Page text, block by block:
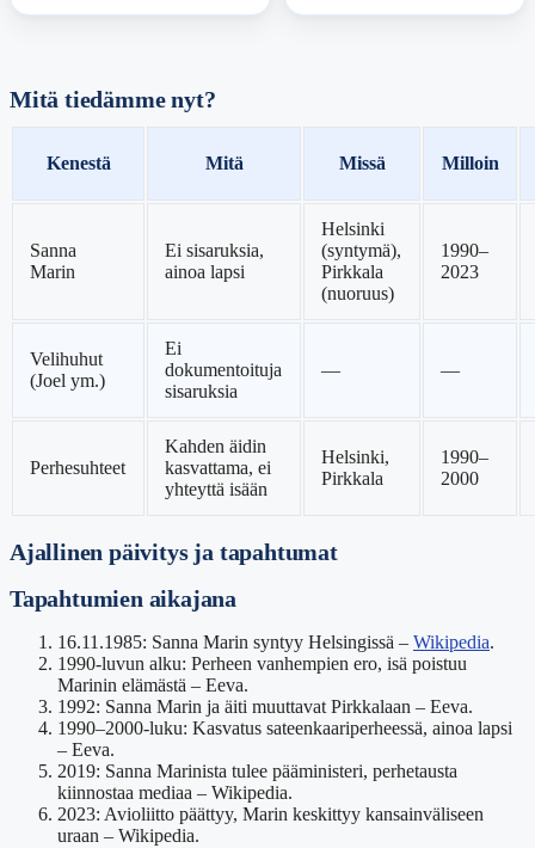
Mitä tiedämme nyt?
Kenestä Mitä Missä Milloin
Sanna
Marin
Ei sisaruksia,
ainoa lapsi
Helsinki
(syntymä),
Pirkkala
(nuoruus)
1990–
2023
Velihuhut
(Joel ym.)
Ei
dokumentoituja
sisaruksia
— —
Perhesuhteet
Kahden äidin
kasvattama, ei
yhteyttä isään
Helsinki,
Pirkkala
1990–
2000
Ajallinen päivitys ja tapahtumat
Tapahtumien aikajana
16.11.1985: Sanna Marin syntyy Helsingissä – Wikipedia.
1990-luvun alku: Perheen vanhempien ero, isä poistuu
Marinin elämästä – Eeva.
1992: Sanna Marin ja äiti muuttavat Pirkkalaan – Eeva.
1990–2000-luku: Kasvatus sateenkaariperheessä, ainoa lapsi
– Eeva.
2019: Sanna Marinista tulee pääministeri, perhetausta
kiinnostaa mediaa – Wikipedia.
2023: Avioliitto päättyy, Marin keskittyy kansainväliseen
uraan – Wikipedia.